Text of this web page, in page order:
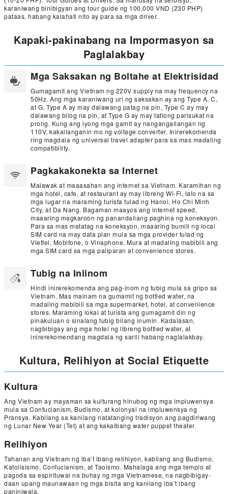
karaniwang binibigyan ang tour guide ng 100,000 VND (230 PHP)
pataas, habang kalahati nito ay para sa mga driver.
Kapaki-pakinabang na Impormasyon sa
Paglalakbay
Mga Saksakan ng Boltahe at Elektrisidad
Gumagamit ang Vietnam ng 220V supply na may frequency na
50Hz. Ang mga karaniwang uri ng saksakan ay ang Type A, C,
at G. Type A ay may dalawang patag na pin, Type C ay may
dalawang bilog na pin, at Type G ay may tatlong parisukat na
prong. Kung ang iyong mga gamit ay nangangailangan ng
110V, kakailanganin mo ng voltage converter. Inirerekomenda
ring magdala ng universal travel adapter para sa mas madaling
compatibility.
Pagkakakonekta sa Internet
Malawak at maaasahan ang internet sa Vietnam. Karamihan ng
mga hotel, cafe, at restaurant ay may libreng Wi-Fi, lalo na sa
mga lugar na maraming turista tulad ng Hanoi, Ho Chi Minh
City, at Da Nang. Bagaman maayos ang internet speed,
maaaring magkaroon ng panandaliang paghina ng koneksyon.
Para sa mas matatag na koneksyon, maaaring bumili ng local
SIM card na may data plan mula sa mga provider tulad ng
Viettel, Mobifone, o Vinaphone. Mura at madaling mabibili ang
mga SIM card sa mga paliparan at convenience stores.
Tubig na Iniinom
Hindi inirerekomenda ang pag-inom ng tubig mula sa gripo sa
Vietnam. Mas mainam na gumamit ng bottled water, na
madaling mabibili sa mga supermarket, hotel, at convenience
stores. Maraming lokal at turista ang gumagamit din ng
pinakuluan o sinalang tubig bilang inumin. Kadalasan,
nagbibigay ang mga hotel ng libreng bottled water, at
inirerekomendang magdala ng sarili habang naglalakbay.
Kultura, Relihiyon at Social Etiquette
Kultura
Ang Vietnam ay mayaman sa kulturang hinubog ng mga impluwensya
mula sa Confucianism, Budismo, at kolonyal na impluwensya ng
Pransya. Kabilang sa kanilang natatanging tradisyon ang pagdiriwang
ng Lunar New Year (Tet) at ang kakaibang water puppet theater.
Relihiyon
Tahanan ang Vietnam ng iba’t ibang relihiyon, kabilang ang Budismo,
Katolisismo, Confucianism, at Taoismo. Mahalaga ang mga templo at
pagoda sa espirituwal na buhay ng mga Vietnamese, na nagbibigay-
daan upang maunawaan ng mga bisita ang kanilang iba’t ibang
paniniwala.